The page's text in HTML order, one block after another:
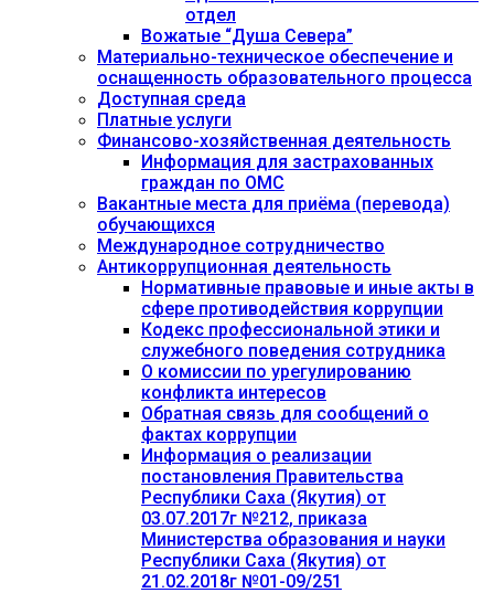
отдел
Вожатые “Душа Севера”
Материально-техническое обеспечение и
оснащенность образовательного процесса
Доступная среда
Платные услуги
Финансово-хозяйственная деятельность
Информация для застрахованных
граждан по ОМС
Вакантные места для приёма (перевода)
обучающихся
Международное сотрудничество
Антикоррупционная деятельность
Нормативные правовые и иные акты в
сфере противодействия коррупции
Кодекс профессиональной этики и
служебного поведения сотрудника
О комиссии по урегулированию
конфликта интересов
Обратная связь для сообщений о
фактах коррупции
Информация о реализации
постановления Правительства
Республики Саха (Якутия) от
03.07.2017г №212, приказа
Министерства образования и науки
Республики Саха (Якутия) от
21.02.2018г №01-09/251